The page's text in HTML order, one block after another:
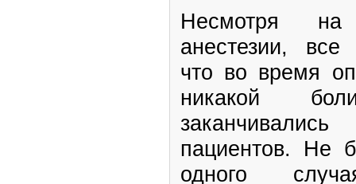
Несмотря на
анестезии,
что во время
никакой
пациентов. Не
одного